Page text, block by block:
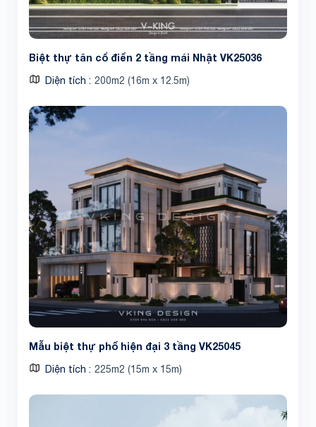
Biệt thự tân cổ điển 2 tầng mái Nhật VK25036
Diện tích 200m2 (16m x 12.5m)
Mẫu biệt thự phố hiện đại 3 tầng VK25045
Diện tích 225m2 (15m x 15m)